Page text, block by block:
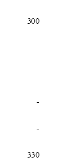
300
-
-
330